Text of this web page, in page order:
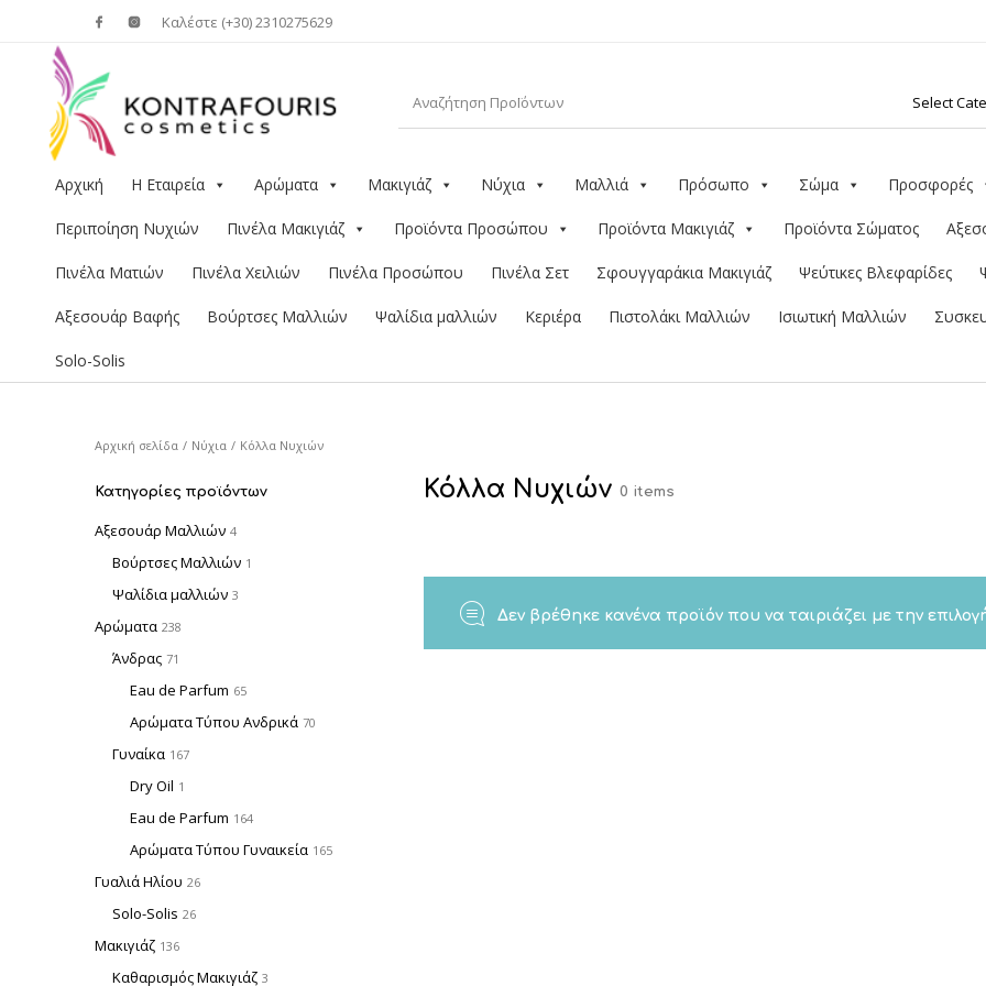
Καλέστε (+30) 2310275629
Αρχική Η Εταιρεία Αρώματα Μακιγιάζ Νύχια Μαλλιά Πρόσωπο Σώμα Προσφορές
Περιποίηση Νυχιών Πινέλα Μακιγιάζ Προϊόντα Προσώπου Προϊόντα Μακιγιάζ Προϊόντα Σώματος
Πινέλα Ματιών Πινέλα Χειλιών Πινέλα Προσώπου Πινέλα Σετ Σφουγγαράκια Μακιγιάζ Ψεύτικες Βλεφαρίδες
Αξεσουάρ Βαφής Βούρτσες Μαλλιών Ψαλίδια μαλλιών Κεριέρα Πιστολάκι Μαλλιών Ισιωτική Μαλλιών
Solo-Solis
Αρχική σελίδα / Νύχια / Κόλλα Νυχιών
Κατηγορίες προϊόντων
Αξεσουάρ Μαλλιών 4
Βούρτσες Μαλλιών 1
Ψαλίδια μαλλιών 3
Αρώματα 238
Άνδρας 71
Eau de Parfum 65
Αρώματα Τύπου Ανδρικά 70
Γυναίκα 167
Dry Oil 1
Eau de Parfum 164
Αρώματα Τύπου Γυναικεία 165
Γυαλιά Ηλίου 26
Solo-Solis 26
Μακιγιάζ 136
Καθαρισμός Μακιγιάζ 3
Κόλλα Νυχιών 0 items
Δεν βρέθηκε κανένα προϊόν που να ταιριάζει με την